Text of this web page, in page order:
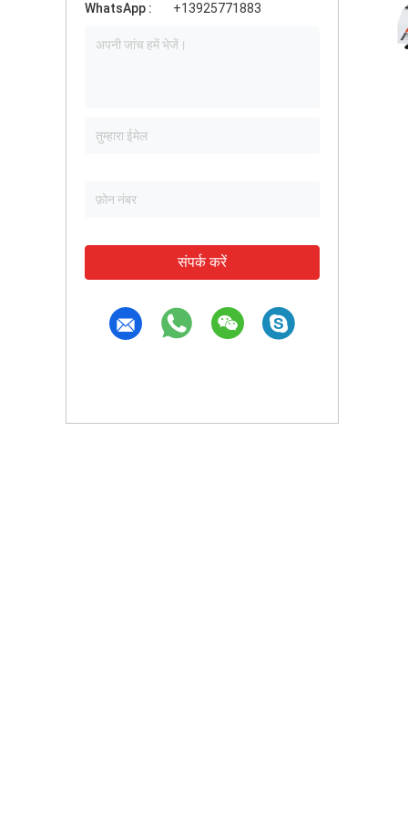
WhatsApp : +13925771883
संपर्क करें